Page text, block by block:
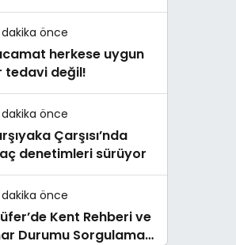
Sürüyor
önce
herkese uygun
tedavi değil!
önce
Çarşısı’nda
denetimleri sürüyor
önce
Kent Rehberi ve
Durumu Sorgulama